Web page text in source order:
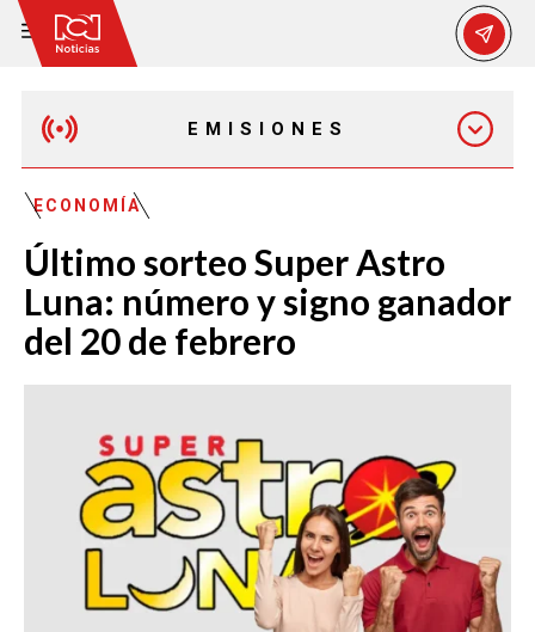
EMISIONES
EMISIÓN 12:30 PM
EMISIÓN 7:00 PM
EMISIÓN 11:30 PM
ECONOMÍA
Último sorteo Super Astro
Luna: número y signo ganador
del 20 de febrero